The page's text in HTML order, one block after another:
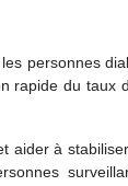
personnes
du
à